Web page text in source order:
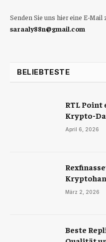
Senden Sie uns hier eine E-
saraaly88n@gmail.com
BELIEBTESTE
RTL Point
Krypto-
April 6, 2026
März 2, 2026
Beste